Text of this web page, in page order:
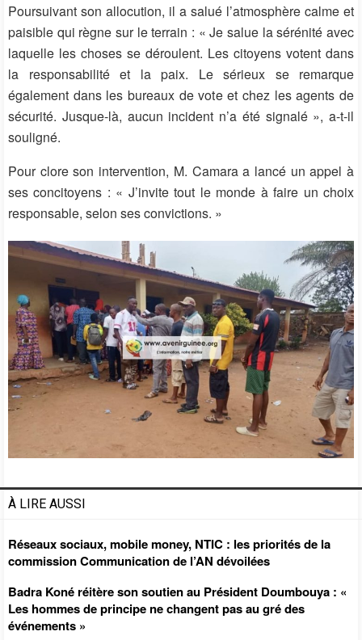
Poursuivant son allocution, il a salué l’atmosphère calme et
paisible qui règne sur le terrain : « Je salue la sérénité avec
laquelle les choses se déroulent. Les citoyens votent dans
la responsabilité et la paix. Le sérieux se remarque
également dans les bureaux de vote et chez les agents de
sécurité. Jusque-là, aucun incident n’a été signalé», a-t-il
souligné.
Pour clore son intervention, M. Camara a lancé un appel à
ses concitoyens : « J’invite tout le monde à faire un choix
responsable, selon sesconvictions. »
À LIRE AUSSI
Réseaux sociaux, mobile money, NTIC : les priorités de la
commission Communication de l’AN dévoilées
Badra Koné réitère son soutien au Président Doumbouya : «
Les hommes de principe ne changent pas au gré des
événements »